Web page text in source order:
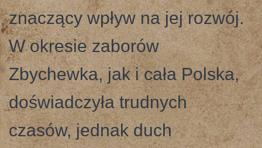
znaczący wpływ na jej rozwój.
W okresie zaborów
Zbychewka, jak i cała Polska,
doświadczyła trudnych
czasów, jednak duch